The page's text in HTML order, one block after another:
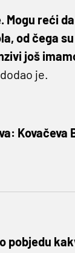
reći
od čega su
još
je.
Kovačeva